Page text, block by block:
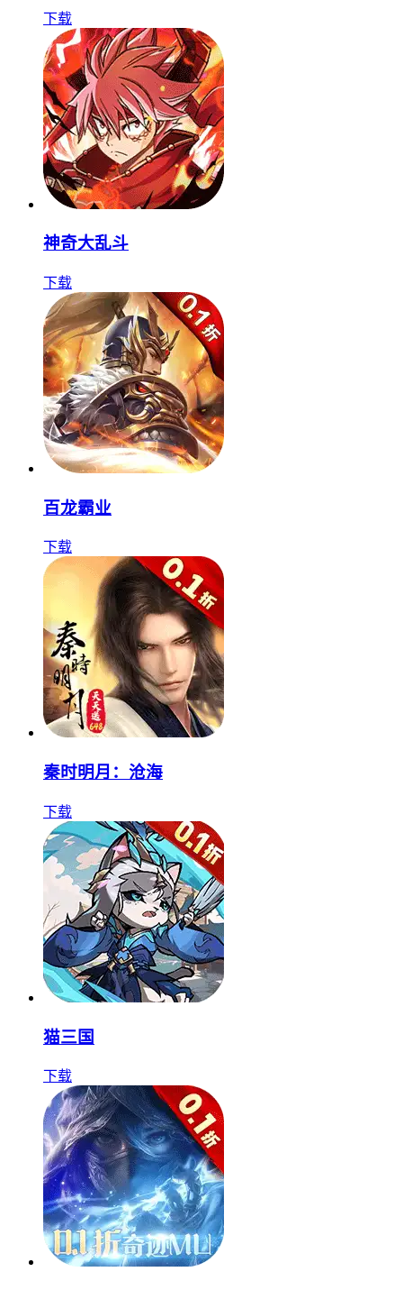
下载
神奇大乱斗
下载
百龙霸业
下载
秦时明月：沧海
下载
猫三国
下载